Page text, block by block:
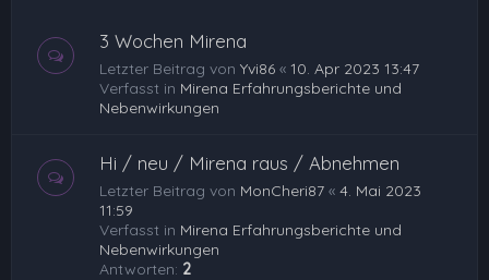
3 Wochen Mirena
Letzter Beitrag von Yvi86 « 10. Apr 2023 13:47
Verfasst in Mirena Erfahrungsberichte und
Nebenwirkungen
Hi / neu / Mirena raus / Abnehmen
Letzter Beitrag von MonCheri87 « 4. Mai 2023
11:59
Verfasst in Mirena Erfahrungsberichte und
Nebenwirkungen
Antworten: 2